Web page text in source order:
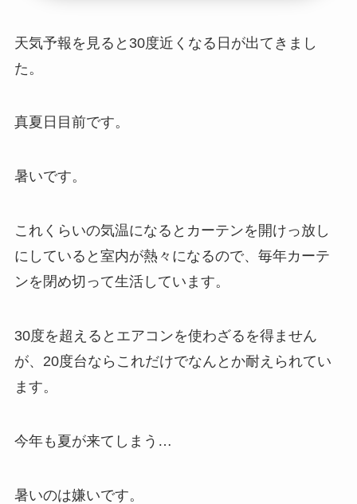
天気予報を見ると30度近くなる日が出てきまし
た。
真夏日目前です。
暑いです。
これくらいの気温になるとカーテンを開けっ放し
にしていると室内が熱々になるので、毎年カーテ
ンを閉め切って生活しています。
30度を超えるとエアコンを使わざるを得ません
が、20度台ならこれだけでなんとか耐えられてい
ます。
今年も夏が来てしまう…
暑いのは嫌いです。